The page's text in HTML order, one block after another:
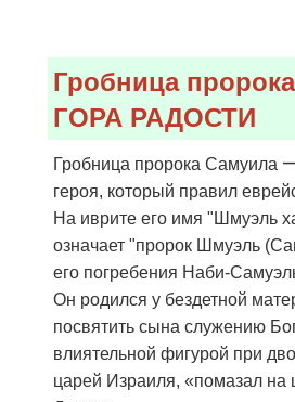
Гробница
ГОРА РАДОСТИ
Гробница пророка Самуила
героя, который правил
На иврите его имя "Шмуэль
означает "пророк Шмуэль
его погребения Наби-
Он родился у бездетной
посвятить сына служению
влиятельной фигурой при
царей Израиля, «помазал на